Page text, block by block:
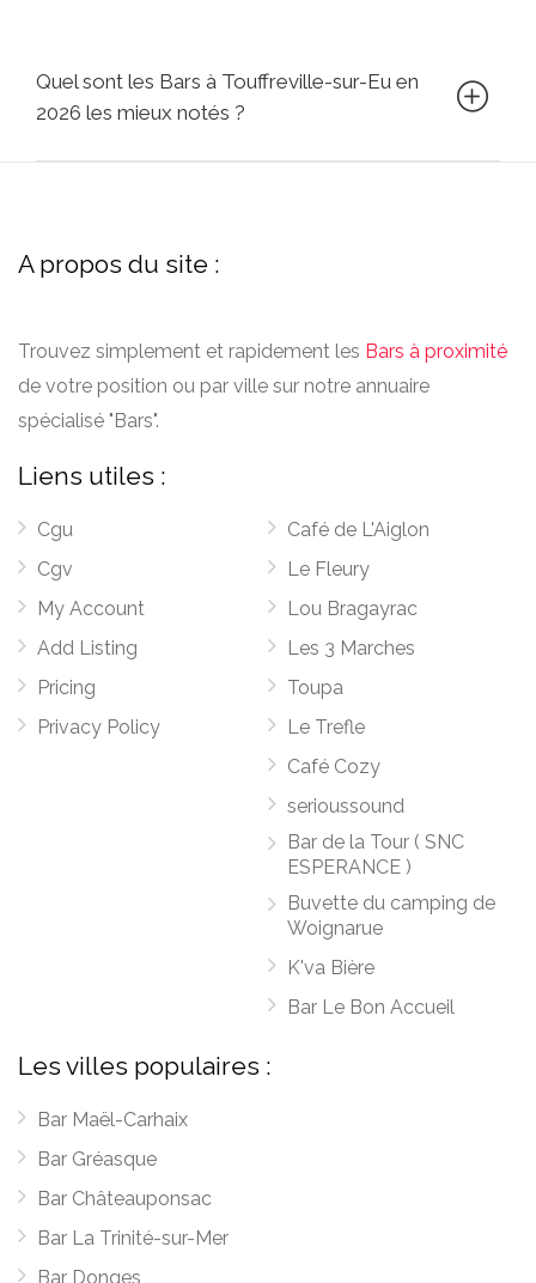
Quel sont les Bars à Touffreville-sur-Eu en
2026 les mieux notés ?
A propos du site :
Trouvez simplement et rapidement les Bars à proximité
de votre position ou par ville sur notre annuaire
spécialisé "Bars".
Liens utiles :
Cgu
Cgv
My Account
Add Listing
Pricing
Privacy Policy
Café de L'Aiglon
Le Fleury
Lou Bragayrac
Les 3 Marches
Toupa
Le Trefle
Café Cozy
serioussound
Bar de la Tour ( SNC
ESPERANCE )
Buvette du camping de
Woignarue
K'va Bière
Bar Le Bon Accueil
Les villes populaires :
Bar Maël-Carhaix
Bar Gréasque
Bar Châteauponsac
Bar La Trinité-sur-Mer
Bar Donges